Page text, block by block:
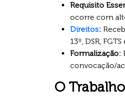
Requisito
ocorre com
Direitos:
13º, DSR,
Formalização:
convocação/
O